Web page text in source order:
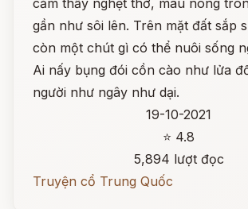
cảm thấy nghẹt thở, máu nóng
gần như sôi lên. Trên mặt đất sắp
còn một chút gì có thể nuôi sống
Ai nấy bụng đói cồn cào như lửa
người như ngây như dại.
19-10-2021
⭐ 4.8
5,894 lượt đọc
Truyện cổ Trung Quốc